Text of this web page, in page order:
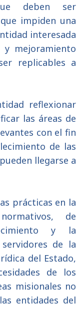
deben ser
impiden una
interesada
y mejoramiento
replicables a
reflexionar
las áreas de
con el fin
de las
llegarse a
prácticas en la
de
y la
de la
del Estado,
de los
misionales no
entidades del